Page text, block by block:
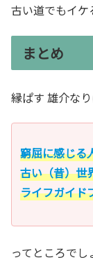
古い道でもイケ
まとめ
縁ぱす 雄介な
窮屈に感じる
古い（昔）世
ライフガイド
ってところでし